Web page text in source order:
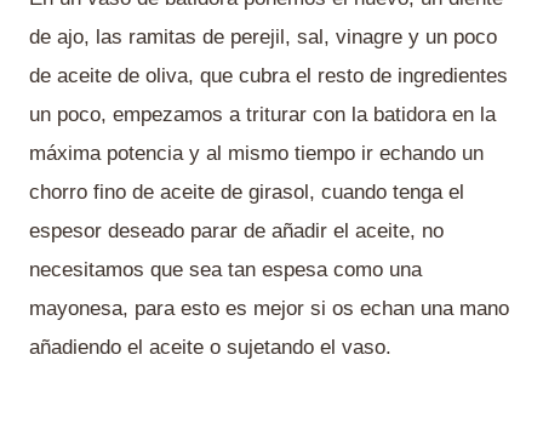
de ajo, las ramitas de perejil, sal, vinagre y un poco
de aceite de oliva, que cubra el resto de ingredientes
un poco, empezamos a triturar con la batidora en la
máxima potencia y al mismo tiempo ir echando un
chorro fino de aceite de girasol, cuando tenga el
espesor deseado parar de añadir el aceite, no
necesitamos que sea tan espesa como una
mayonesa, para esto es mejor si os echan una mano
añadiendo el aceite o sujetando el vaso.